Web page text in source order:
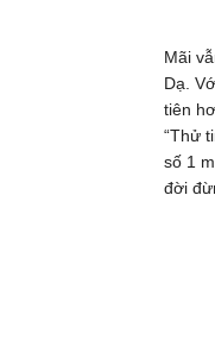
Mãi
Dạ.
tiên
“Thử
số 1
đời